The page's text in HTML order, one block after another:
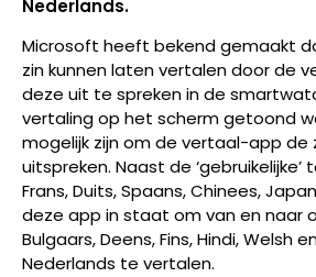
Nederlands.
Microsoft heeft bekend gemaakt
zin kunnen laten vertalen door de
deze uit te spreken in de
vertaling op het scherm getoond
mogelijk zijn om de vertaal-app de
uitspreken. Naast de ‘gebruikelijke’
Frans, Duits, Spaans, Chinees,
deze app in staat om van en naar
Bulgaars, Deens, Fins, Hindi, Welsh
Nederlands te vertalen.